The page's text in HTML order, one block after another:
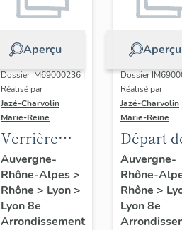
Aperçu
Dossier IM69000236 |
Réalisé par
Jazé-Charvolin
Marie-Reine
Verrière
décorative
Auvergne-
Rhône-Alpes>
Rhône > Lyon>
Lyon 8e
Arrondissement
Aperçu
Dossier
Réalisé par
Jazé-Charvolin
Marie-Reine
Départ
rampe
d'appui ;
vase
décoratif
Auvergne-
Rhône-
Rhône >
Lyon 8e